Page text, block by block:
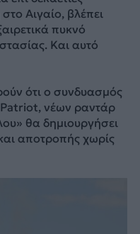
Αιγαίο, βλέπει
πυκνό
Και αυτό
ότι ο συνδυασμός
Patriot, νέων ραντάρ
θα δημιουργήσει
αποτροπής χωρίς